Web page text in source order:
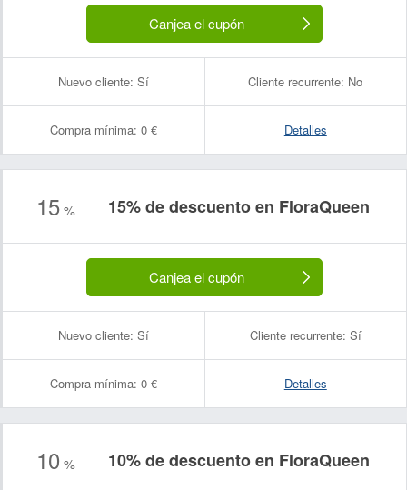
Canjea el cupón
Nuevo cliente: Sí Cliente recurrente: No
Compra mínima: 0 € Detalles
15 % 15% de descuento en FloraQueen
Canjea el cupón
Nuevo cliente: Sí Cliente recurrente: Sí
Compra mínima: 0 € Detalles
10 % 10% de descuento en FloraQueen